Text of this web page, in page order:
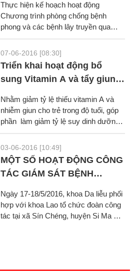
TRẠM Y TẾ BẮC CƯỜNG VÀ
POM HÁN
Thực hiện kế hoạch hoạt động
Chương trình phòng chống bệnh
phong và các bệnh lây truyền qua
27/5/2016 Khoa Da Liễu phối...
07-06-2016 [08:30]
Triển khai hoạt động bổ
sung Vitamin A và tẩy giun
Nhằm giảm tỷ lệ thiếu vitamin A và
nhiễm giun cho trẻ trong độ tuổi, góp
phần làm giảm tỷ lệ suy dinh dưỡng,
03-06-2016 [10:49]
MỘT SỐ HOẠT ĐỘNG CÔNG
TÁC GIÁM SÁT BỆNH
Ngày 17-18/5/2016, khoa Da liễu phối
hợp với khoa Lao tổ chức đoàn công
tác tại xã Sín Chéng, huyện Si Ma Cai